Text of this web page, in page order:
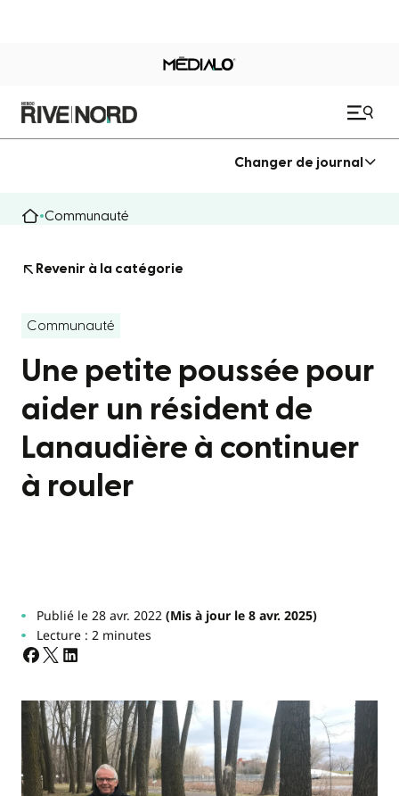
Changer de journal
Communauté
Revenir à la catégorie
Communauté
Une petite poussée pour
aider un résident de
Lanaudière à continuer
à rouler
Publié le 28 avr. 2022(Mis à jour le 8 avr. 2025)
Lecture : 2 minutes